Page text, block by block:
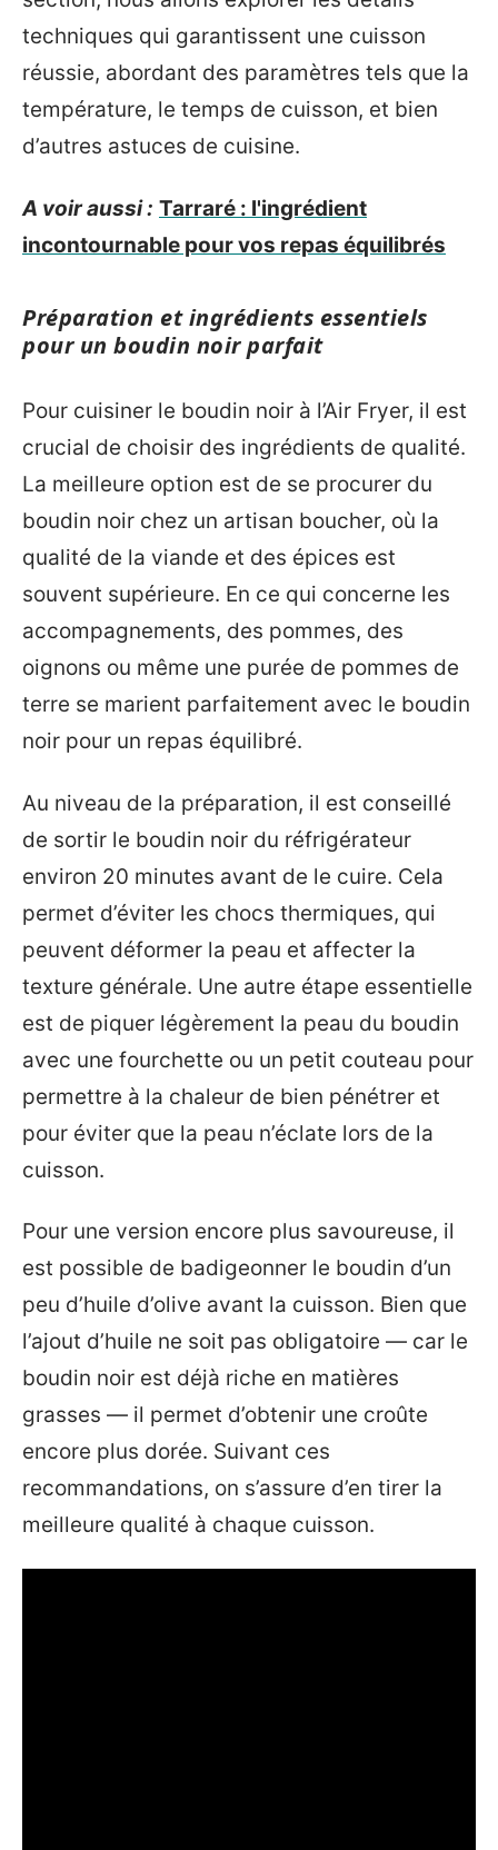
techniques qui garantissent une cuisson
réussie, abordant des paramètres tels que la
température, le temps de cuisson, et bien
d’autres astuces de cuisine.
A voir aussi : Tarraré : l'ingrédient
incontournable pour vos repas équilibrés
Préparation et ingrédients essentiels
pour un boudin noir parfait
Pour cuisiner le boudin noir à l’Air Fryer, il est
crucial de choisir des ingrédients de qualité.
La meilleure option est de se procurer du
boudin noir chez un artisan boucher, où la
qualité de la viande et des épices est
souvent supérieure. En ce qui concerne les
accompagnements, des pommes, des
oignons ou même une purée de pommes de
terre se marient parfaitement avec le boudin
noir pour un repas équilibré.
Au niveau de la préparation, il est conseillé
de sortir le boudin noir du réfrigérateur
environ 20 minutes avant de le cuire. Cela
permet d’éviter les chocs thermiques, qui
peuvent déformer la peau et affecter la
texture générale. Une autre étape essentielle
est de piquer légèrement la peau du boudin
avec une fourchette ou un petit couteau pour
permettre à la chaleur de bien pénétrer et
pour éviter que la peau n’éclate lors de la
cuisson.
Pour une version encore plus savoureuse, il
est possible de badigeonner le boudin d’un
peu d’huile d’olive avant la cuisson. Bien que
l’ajout d’huile ne soit pas obligatoire — car le
boudin noir est déjà riche en matières
grasses — il permet d’obtenir une croûte
encore plus dorée. Suivant ces
recommandations, on s’assure d’en tirer la
meilleure qualité à chaque cuisson.